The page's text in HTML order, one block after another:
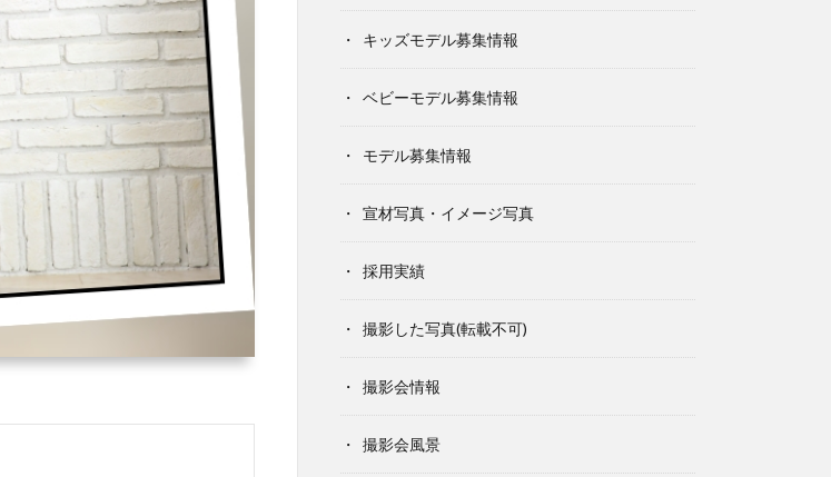
キッズモデル募集情報
ベビーモデル募集情報
モデル募集情報
宣材写真・イメージ写真
採用実績
撮影した写真(転載不可)
撮影会情報
撮影会風景